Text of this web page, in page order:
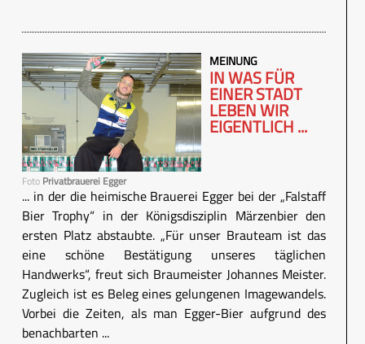
Foto Privatbrauerei Egger
MEINUNG
IN WAS FÜR
EINER STADT
LEBEN WIR
EIGENTLICH ...
... in der die heimische Brauerei Egger bei der „Falstaff
Bier Trophy“ in der Königsdisziplin Märzenbier den
ersten Platz abstaubte. „Für unser Brauteam ist das
eine schöne Bestätigung unseres täglichen
Handwerks“, freut sich Braumeister Johannes Meister.
Zugleich ist es Beleg eines gelungenen Imagewandels.
Vorbei die Zeiten, als man Egger-Bier aufgrund des
benachbarten ...